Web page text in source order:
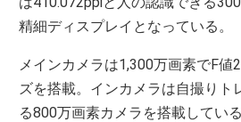
精細ディスプレイとなっている。
メインカメラは1,300万画素でF値
ズを搭載。インカメラは自撮りト
る800万画素カメラを搭載している